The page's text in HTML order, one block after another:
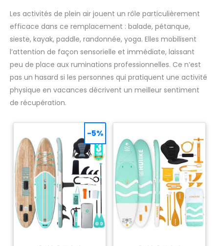
Les activités de plein air jouent un rôle particulièrement
efficace dans ce remplacement : balade, pétanque,
sieste, kayak, paddle, randonnée, yoga. Elles mobilisent
l’attention de façon sensorielle et immédiate, laissant
peu de place aux ruminations professionnelles. Ce n’est
pas un hasard si les personnes qui pratiquent une activité
physique en vacances décrivent un meilleur sentiment
de récupération.
-5%